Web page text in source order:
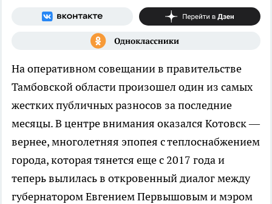
На оперативном совещании в правительстве
Тамбовской области произошел один из самых
жестких публичных разносов за последние
месяцы. В центре внимания оказался Котовск —
вернее, многолетняя эпопея с теплоснабжением
города, которая тянется еще с 2017 года и
теперь вылилась в откровенный диалог между
губернатором Евгением Первышовым и мэром